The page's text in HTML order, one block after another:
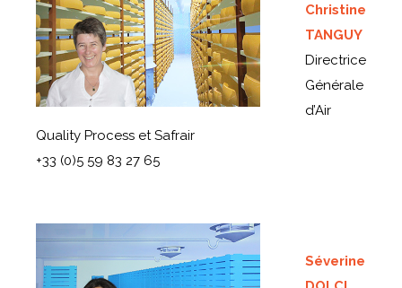
Christine
TANGUY
Directrice
Générale
d’Air
Quality Process et Safrair
+33 (0)5 59 83 27 65
Séverine